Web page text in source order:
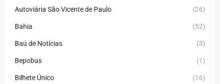
Autoviária São Vicente de Paulo (26)
Bahia (52)
Baú de Notícias (3)
Bepobus (1)
Bilhete Único (16)